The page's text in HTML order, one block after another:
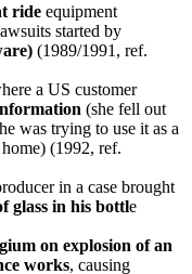
ride equipment
started by
(1989/1991, ref.
a US customer
(she fell out
was trying to use it as a
(1992, ref.
in a case brought
glass in his bottle
on explosion of an
works, causing